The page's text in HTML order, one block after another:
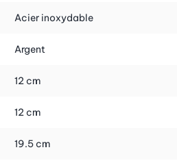
refroidissement sans effort
qualité, le rafraîchisseur à vin offre
besoin d'utiliser de la glace ou des
fiable contre les variations de
des amis, votre boisson reste à la
Acier inoxydable
Argent
12 cm
12 cm
19.5 cm